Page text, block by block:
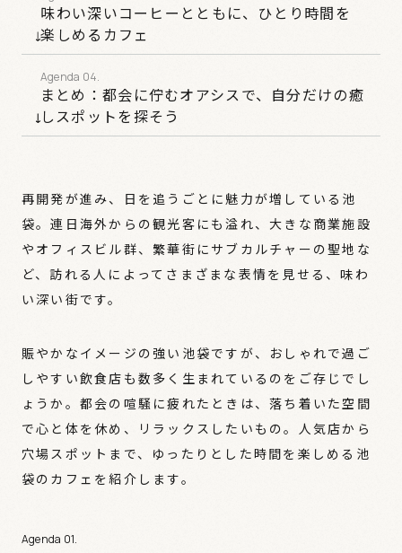
味わい深いコーヒーとともに、ひとり時間を
楽しめるカフェ
まとめ：都会に佇むオアシスで、自分だけの癒
しスポットを探そう
再開発が進み、日を追うごとに魅力が増している池
袋。連日海外からの観光客にも溢れ、大きな商業施設
やオフィスビル群、繁華街にサブカルチャーの聖地な
ど、訪れる人によってさまざまな表情を見せる、味わ
い深い街です。
賑やかなイメージの強い池袋ですが、おしゃれで過ご
しやすい飲食店も数多く生まれているのをご存じでし
ょうか。都会の喧騒に疲れたときは、落ち着いた空間
で心と体を休め、リラックスしたいもの。人気店から
穴場スポットまで、ゆったりとした時間を楽しめる池
袋のカフェを紹介します。